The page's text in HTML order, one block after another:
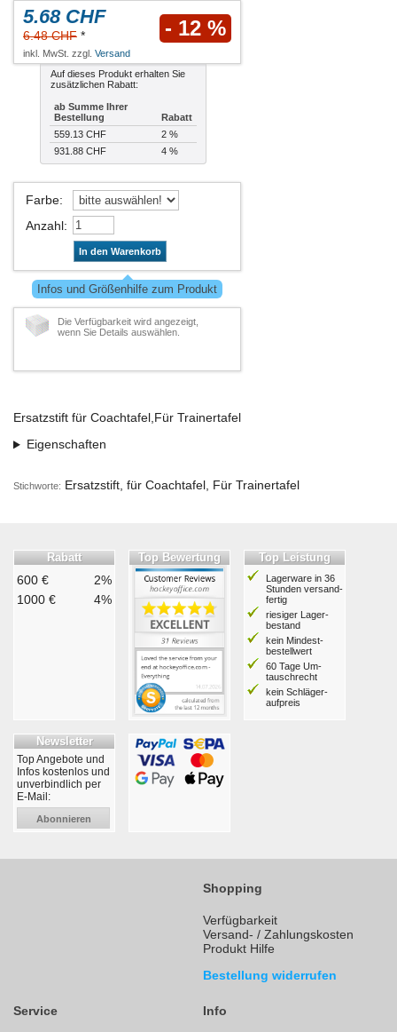
5.68 CHF
6.48 CHF * - 12 %
inkl. MwSt. zzgl. Versand
Auf dieses Produkt erhalten Sie
zusätzlichen Rabatt:
ab Summe Ihrer
Bestellung
Rabatt
559.13 CHF
2 %
931.88 CHF
4 %
Farbe:
Anzahl:
In den Warenkorb
Infos und Größenhilfe zum Produkt
Die Verfügbarkeit wird angezeigt,
wenn Sie Details auswählen.
Ersatzstift für Coachtafel,Für Trainertafel
Eigenschaften
Stichworte: Ersatzstift, für Coachtafel, Für Trainertafel
Rabatt
600 €
2%
1000 €
4%
Top Bewertung Top Leistung
Lagerware in 36
Stunden ver­sand­
fertig
riesiger Lager­
bestand
kein Mindest­
bestell­wert
60 Tage Um­
tausch­recht
kein Schläger­
aufpreis
Newsletter
Top Angebote und
Infos kostenlos und
unverbindlich per
E-Mail:
Abonnieren
Shopping
Verfügbarkeit
Versand- / Zahlungskosten
Produkt Hilfe
Bestellung widerrufen
Service Info